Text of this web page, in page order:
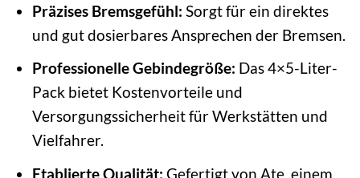
Präzises Bremsgefühl: Sorgt für ein direktes
und gut dosierbares Ansprechen der Bremsen.
Professionelle Gebindegröße: Das 4×5-Liter-
Pack bietet Kostenvorteile und
Versorgungssicherheit für Werkstätten und
Vielfahrer.
Etablierte Qualität: Gefertigt von Ate, einem